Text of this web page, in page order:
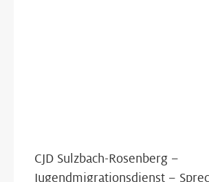
CJD Sulzbach-Rosenberg –
Jugendmigrationsdienst –